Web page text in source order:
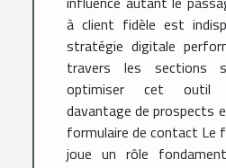
à client fidèle est
stratégie digitale
travers les sections
optimiser cet outil
davantage de prospects
formulaire de contact Le
joue un rôle